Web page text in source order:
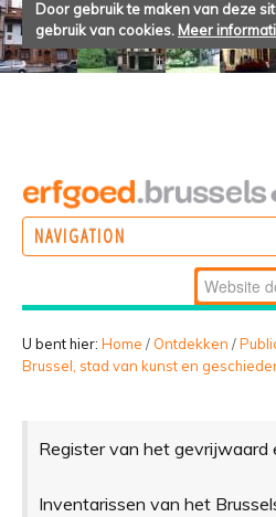
Door gebruik te maken van deze
gebruik van cookies. Meer
NAVIGATION
BELEVEN
Zoek
zoeken...
U bent hier: Home / Ontdekken /
Brussel, stad van kunst en
Register van het gevrijwaard
Inventarissen van het